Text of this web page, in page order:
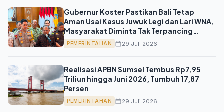
Gubernur Koster Pastikan Bali Tetap
Aman Usai Kasus Juwuk Legi dan Lari WNA,
Masyarakat Diminta Tak Terpancing
Hoaks
PEMERINTAHAN 29 Juli 2026
Realisasi APBN Sumsel Tembus Rp7,95
Triliun hingga Juni 2026, Tumbuh 17,87
Persen
PEMERINTAHAN 29 Juli 2026